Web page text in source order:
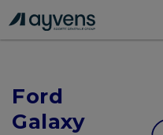
Ford
Galaxy